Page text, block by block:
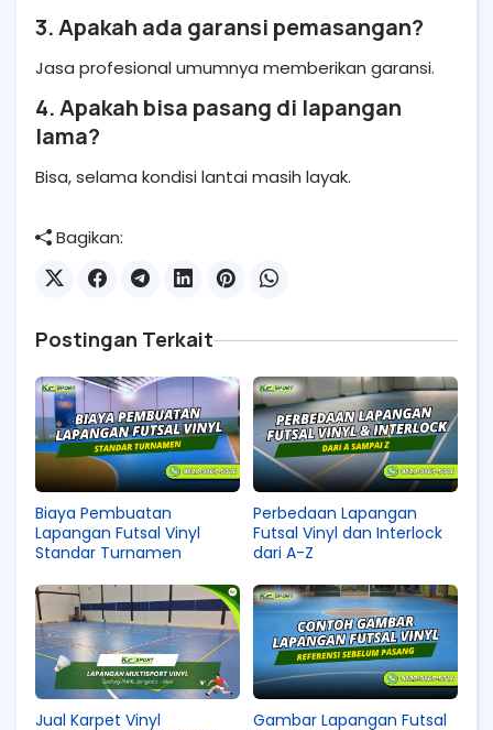
3. Apakah ada garansi pemasangan?
Jasa profesional umumnya memberikan garansi.
4. Apakah bisa pasang di lapangan
lama?
Bisa, selama kondisi lantai masih layak.
Bagikan:
Postingan Terkait
Biaya Pembuatan
Lapangan Futsal Vinyl
Standar Turnamen
Perbedaan Lapangan
Futsal Vinyl dan Interlock
dari A-Z
Jual Karpet Vinyl
Gambar Lapangan Futsal